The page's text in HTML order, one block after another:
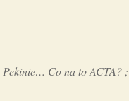
Pekinie… Co na to ACTA?